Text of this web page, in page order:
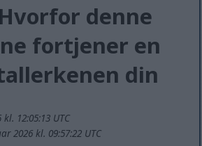
denne
fortjener en
din
12:05:13 UTC
2026 kl. 09:57:22 UTC